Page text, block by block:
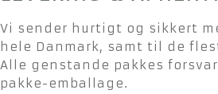
Vi sender hurtigt og sikkert
hele Danmark, samt til de
Alle genstande pakkes
pakke-emballage.